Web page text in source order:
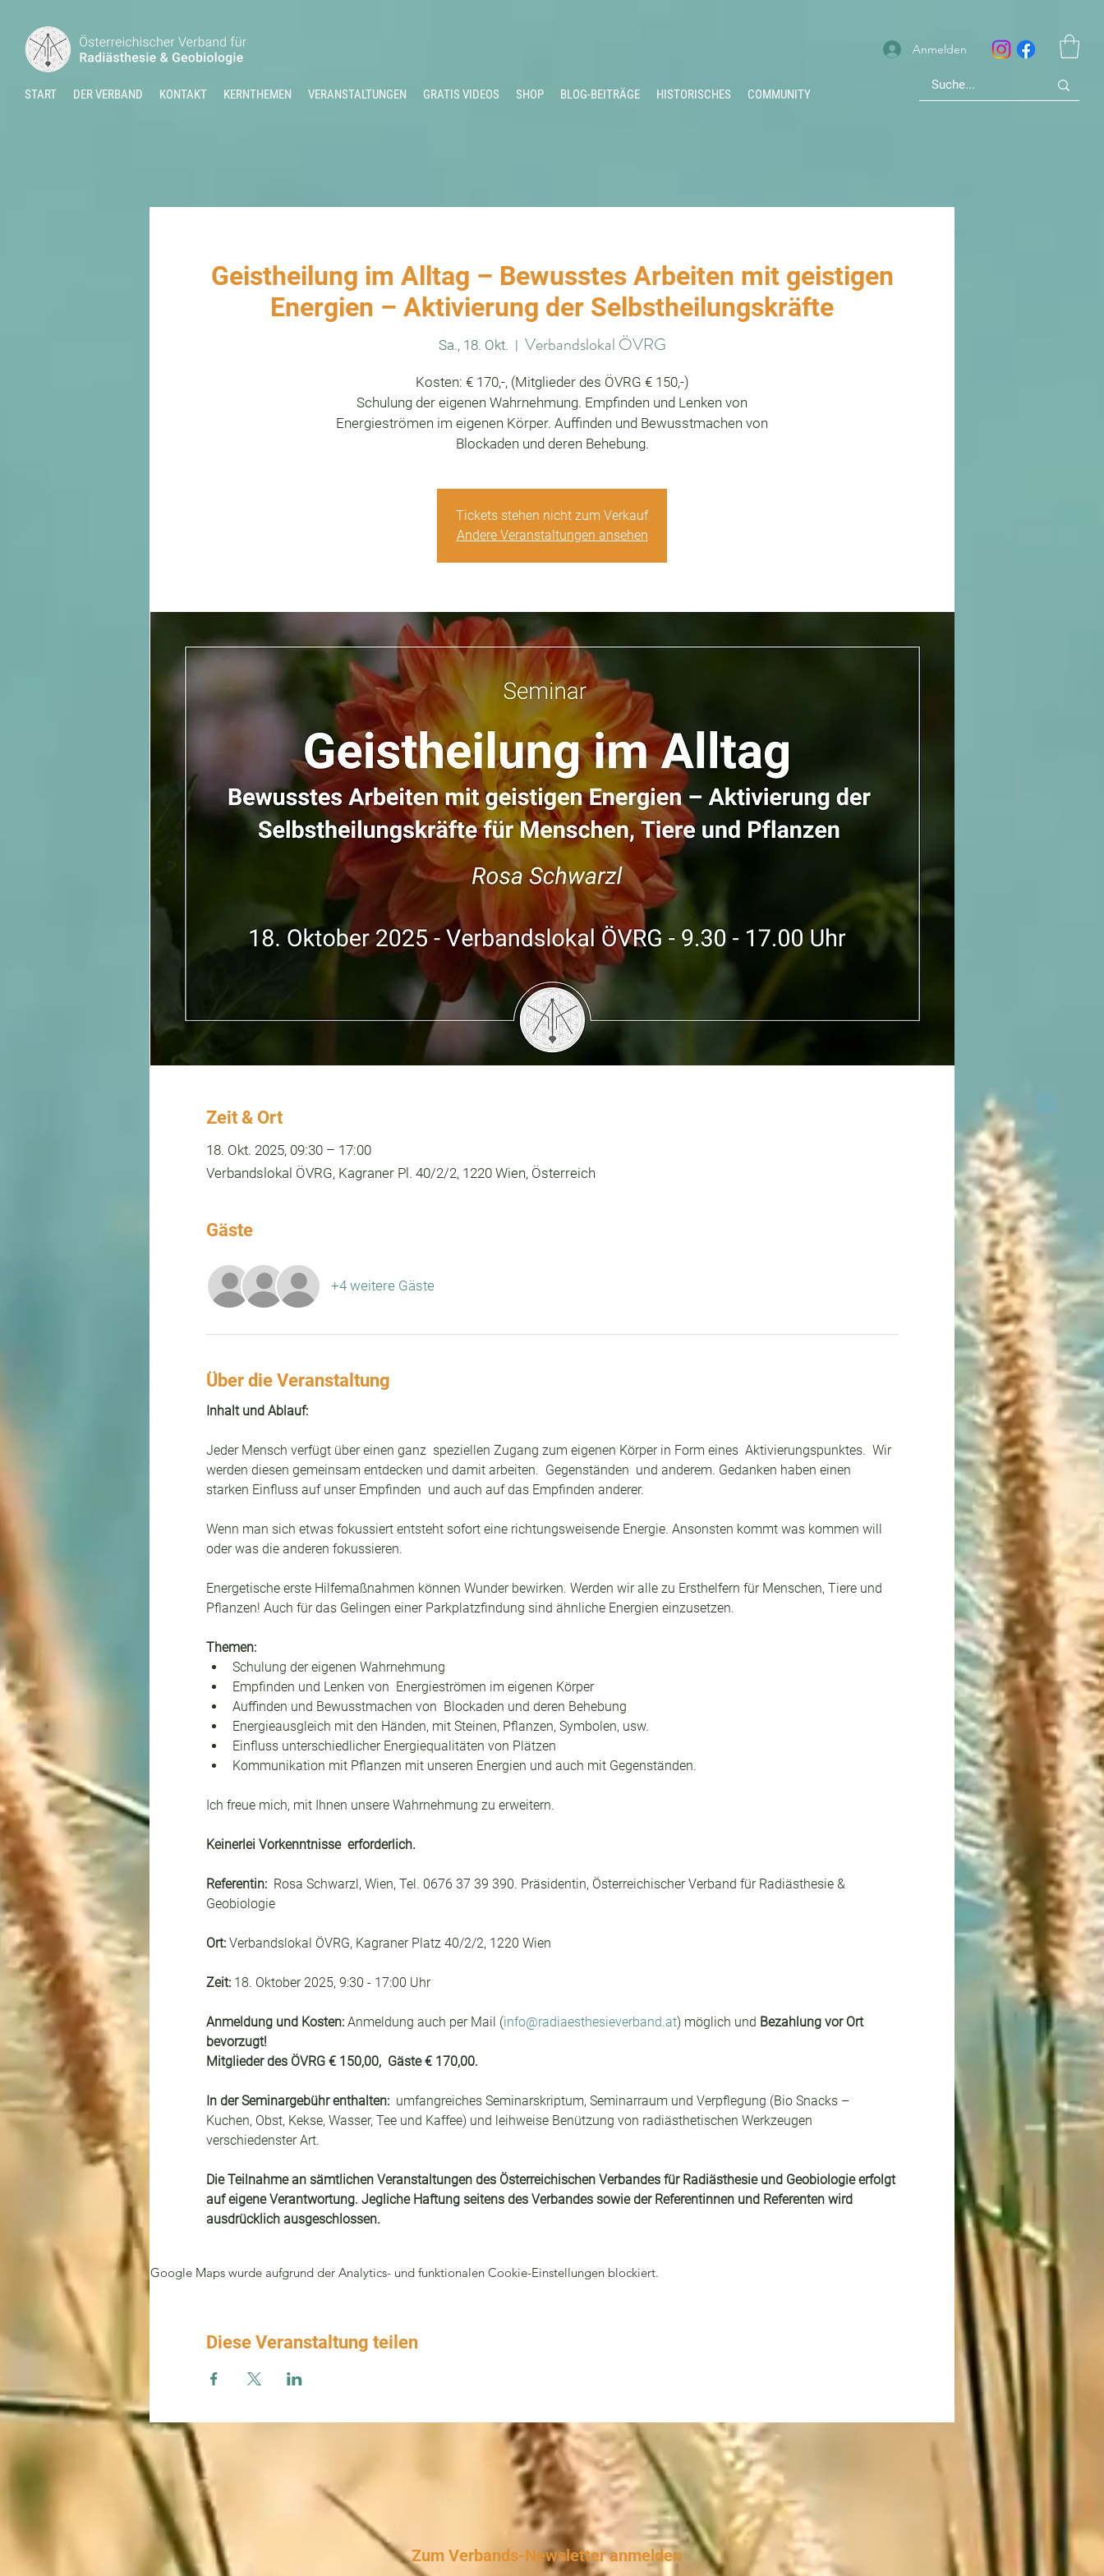
START DER VERBAND KONTAKT KERNTHEMEN VERANSTALTUNGEN GRATIS VIDEOS SHOP BLOG-BEITRÄGE HISTORISCHES COMMUNITY
Anmelden
Geistheilung im Alltag – Bewusstes Arbeiten mit geistigen
Energien – Aktivierung der Selbstheilungskräfte
Sa., 18. Okt.
  |
Verbandslokal ÖVRG
Kosten: € 170,-, (Mitglieder des ÖVRG € 150,-)
Schulung der eigenen Wahrnehmung. Empfinden und Lenken von
Energieströmen im eigenen Körper. Auffinden und Bewusstmachen von
Blockaden und deren Behebung.
Tickets stehen nicht zum Verkauf
Andere Veranstaltungen ansehen
Zeit & Ort
18. Okt. 2025, 09:30 – 17:00
Verbandslokal ÖVRG, Kagraner Pl. 40/2/2, 1220 Wien, Österreich
Gäste
+4 weitere Gäste
Über die Veranstaltung
Inhalt und Ablauf:
Jeder Mensch verfügt über einen ganz  speziellen Zugang zum eigenen Körper in Form eines  Aktivierungspunktes.  Wir
werden diesen gemeinsam entdecken und damit arbeiten.  Gegenständen  und anderem. Gedanken haben einen
starken Einfluss auf unser Empfinden  und auch auf das Empfinden anderer.
Wenn man sich etwas fokussiert entsteht sofort eine richtungsweisende Energie. Ansonsten kommt was kommen will
oder was die anderen fokussieren.
Energetische erste Hilfemaßnahmen können Wunder bewirken. Werden wir alle zu Ersthelfern für Menschen, Tiere und
Pflanzen! Auch für das Gelingen einer Parkplatzfindung sind ähnliche Energien einzusetzen.
Themen:
Schulung der eigenen Wahrnehmung
Empfinden und Lenken von  Energieströmen im eigenen Körper
Auffinden und Bewusstmachen von  Blockaden und deren Behebung
Energieausgleich mit den Händen, mit Steinen, Pflanzen, Symbolen, usw.
Einfluss unterschiedlicher Energiequalitäten von Plätzen
Kommunikation mit Pflanzen mit unseren Energien und auch mit Gegenständen.
Ich freue mich, mit Ihnen unsere Wahrnehmung zu erweitern.
Keinerlei Vorkenntnisse  erforderlich.
Referentin: Rosa Schwarzl, Wien, Tel. 0676 37 39 390. Präsidentin, Österreichischer Verband für Radiästhesie &
Geobiologie
Ort: Verbandslokal ÖVRG, Kagraner Platz 40/2/2, 1220 Wien
Zeit: 18. Oktober 2025, 9:30 - 17:00 Uhr
Anmeldung und Kosten: Anmeldung auch per Mail (info@radiaesthesieverband.at) möglich und Bezahlung vor Ort
bevorzugt!
Mitglieder des ÖVRG € 150,00,  Gäste € 170,00.
In der Seminargebühr enthalten: umfangreiches Seminarskriptum, Seminarraum und Verpflegung (Bio Snacks –
Kuchen, Obst, Kekse, Wasser, Tee und Kaffee) und leihweise Benützung von radiästhetischen Werkzeugen
verschiedenster Art.
Die Teilnahme an sämtlichen Veranstaltungen des Österreichischen Verbandes für Radiästhesie und Geobiologie erfolgt
auf eigene Verantwortung. Jegliche Haftung seitens des Verbandes sowie der Referentinnen und Referenten wird
ausdrücklich ausgeschlossen.
Google Maps wurde aufgrund der Analytics- und funktionalen Cookie-Einstellungen blockiert.
Diese Veranstaltung teilen
Zum Verbands-Newsletter anmelden